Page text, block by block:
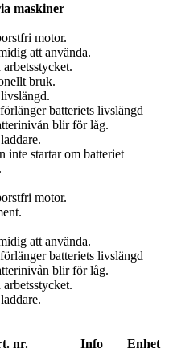
maskiner
motor.
att använda.
bruk.
batteriets livslängd
blir för låg.
inte startar om batteriet
motor.
att använda.
batteriets livslängd
blir för låg.
nr.
Info Enhet